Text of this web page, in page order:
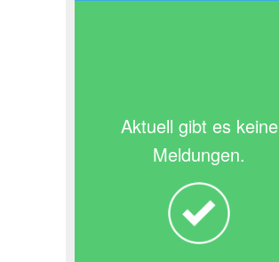
Aktuell gibt es keine
Meldungen.